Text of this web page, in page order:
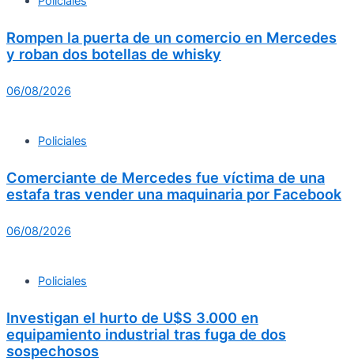
Rompen la puerta de un comercio en Mercedes
y roban dos botellas de whisky
06/08/2026
Policiales
Comerciante de Mercedes fue víctima de una
estafa tras vender una maquinaria por Facebook
06/08/2026
Policiales
Investigan el hurto de U$S 3.000 en
equipamiento industrial tras fuga de dos
sospechosos